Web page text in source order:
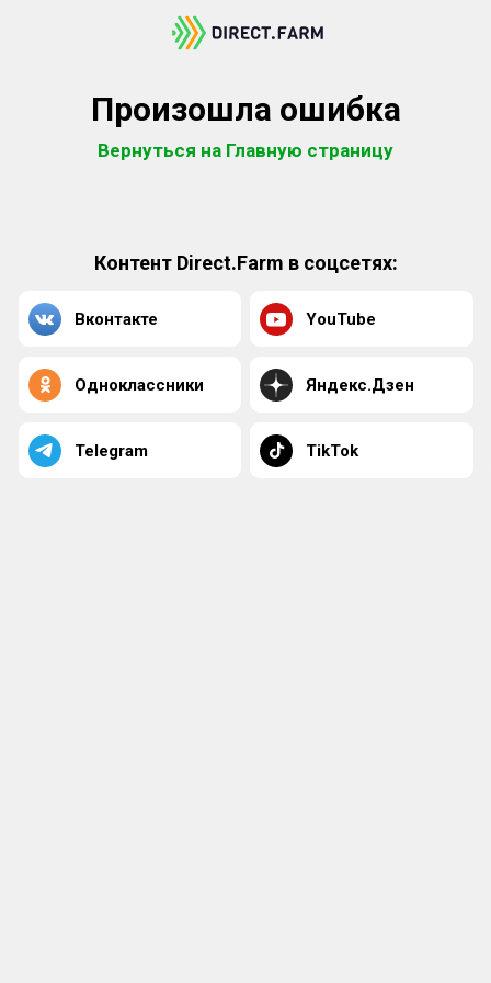
Произошла ошибка
Вернуться на Главную страницу
Контент Direct.Farm в соцсетях:
Вконтакте YouTube
Одноклассники Яндекс.Дзен
Telegram TikTok